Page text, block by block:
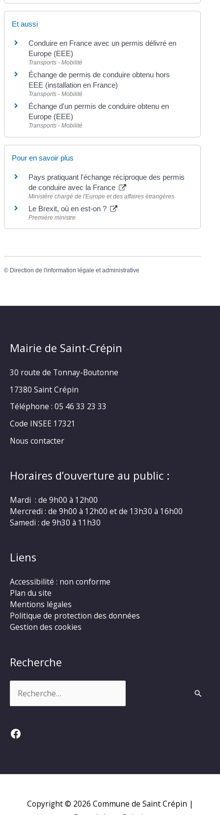
Et aussi
Conduire en France avec un permis délivré en
Europe (EEE)
Transports - Mobilité
Échange de permis de conduire obtenu hors
EEE (installation en France)
Transports - Mobilité
Échange d'un permis de conduire obtenu en
Europe (EEE)
Transports - Mobilité
Pour en savoir plus
Pays pratiquant l'échange réciproque des permis
de conduire avec la France
Ministère chargé de l'Europe et des affaires étrangères
Le Brexit, où en est-on ?
Première ministre
© Direction de l'information légale et administrative
Mairie de Saint-Crépin
30 route de Tonnay-Boutonne
17380 Saint Crépin
Téléphone : 05 46 33 23 33
Code INSEE 17321
Nous contacter
Horaires d’ouverture au public :
Mardi : de 9h00 à 12h00
Mercredi : de 9h00 à 12h00 et de 13h30 à 16h00
Samedi : de 9h30 à 11h30
Liens
Accessibilité : non conforme
Plan du site
Mentions légales
Politique de protection des données
Gestion des cookies
Recherche
Facebook
Copyright © 2026 Commune de Saint Crépin |